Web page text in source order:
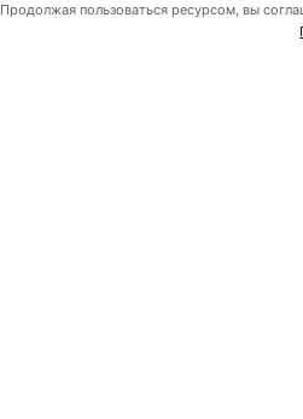
Продолжая пользоваться ресурсом, вы